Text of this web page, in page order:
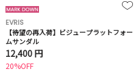
EVRIS
【待望の再入荷】ビジュープラットフォー
ムサンダル
12,400 円
20%OFF